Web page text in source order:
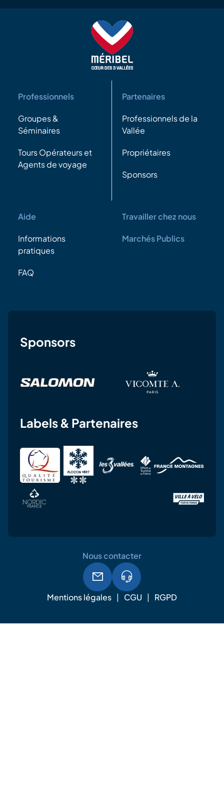
Professionnels
Groupes &
Séminaires
Tours Opérateurs et
Agents de voyage
Partenaires
Professionnels de la
Vallée
Propriétaires
Sponsors
Aide
Informations
pratiques
FAQ
Travailler chez nous
Marchés Publics
Sponsors
Labels & Partenaires
Mentions légales CGU RGPD
Nous contacter